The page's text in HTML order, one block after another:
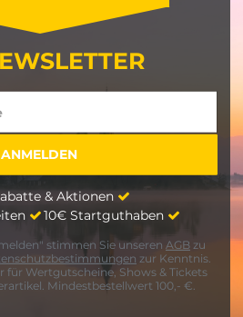
& Aktionen
10€ Startguthaben
stimmen Sie unseren AGB zu
zur Kenntnis.
für Wertgutscheine, Shows & Tickets
Mindestbestellwert 100,- €.